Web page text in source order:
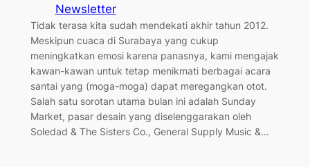
Newsletter
Tidak terasa kita sudah mendekati akhir tahun 2012.
Meskipun cuaca di Surabaya yang cukup
meningkatkan emosi karena panasnya, kami mengajak
kawan-kawan untuk tetap menikmati berbagai acara
santai yang (moga-moga) dapat meregangkan otot.
Salah satu sorotan utama bulan ini adalah Sunday
Market, pasar desain yang diselenggarakan oleh
Soledad & The Sisters Co., General Supply Music &…